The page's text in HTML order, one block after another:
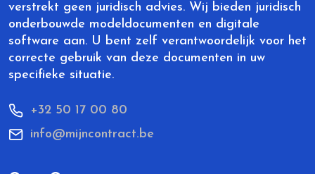
verstrekt geen juridisch advies. Wij bieden juridisch
onderbouwde modeldocumenten en digitale
software aan. U bent zelf verantwoordelijk voor het
correcte gebruik van deze documenten in uw
specifieke situatie.
+32 50 17 00 80
info@mijncontract.be